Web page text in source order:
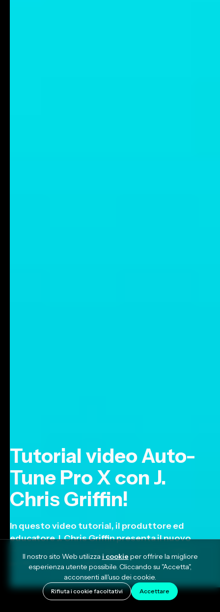
Tutorial video Auto-
Tune Pro X con J.
Chris Griffin!
In questo video tutorial, il produttore ed
educatore J. Chris Griffin presenta il nuovo
grafico, i preset degli artisti e altro ancora!
October 17, 2022
Il nostro sito Web utilizza i cookie per offrire la migliore
esperienza utente possibile. Cliccando su "Accetta",
acconsenti all'uso dei cookie.
Rifiuta i cookie facoltativi Accettare